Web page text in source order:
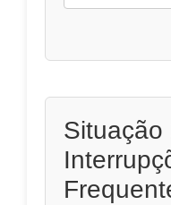
Situação